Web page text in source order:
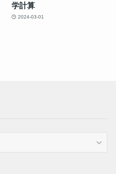
学計算
2024-03-01